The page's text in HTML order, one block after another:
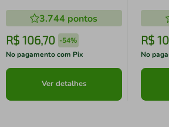
3.744 pontos
R$ 106,70 -54%
No pagamento com Pix
Ver detalhes
R$
No